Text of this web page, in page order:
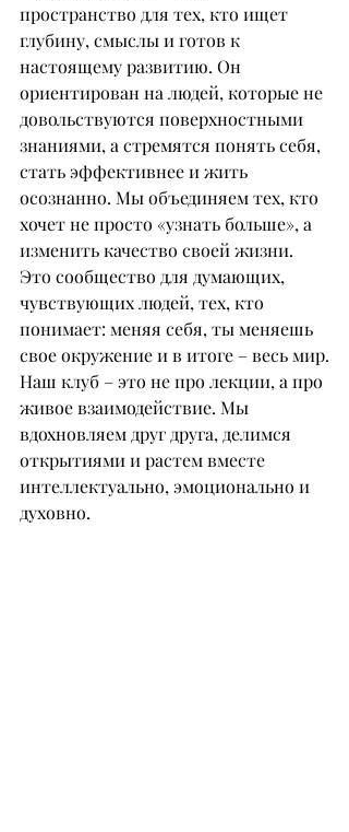
пространство для тех, кто ищет
глубину, смыслы и готов к
настоящему развитию. Он
ориентирован на людей, которые не
довольствуются поверхностными
знаниями, а стремятся понять себя,
стать эффективнее и жить
осознанно. Мы объединяем тех, кто
хочет не просто «узнать больше», а
изменить качество своей жизни.
Это сообщество для думающих,
чувствующих людей, тех, кто
понимает: меняя себя, ты меняешь
свое окружение и в итоге – весь мир.
Наш клуб – это не про лекции, а про
живое взаимодействие. Мы
вдохновляем друг друга, делимся
открытиями и растем вместе
интеллектуально, эмоционально и
духовно.